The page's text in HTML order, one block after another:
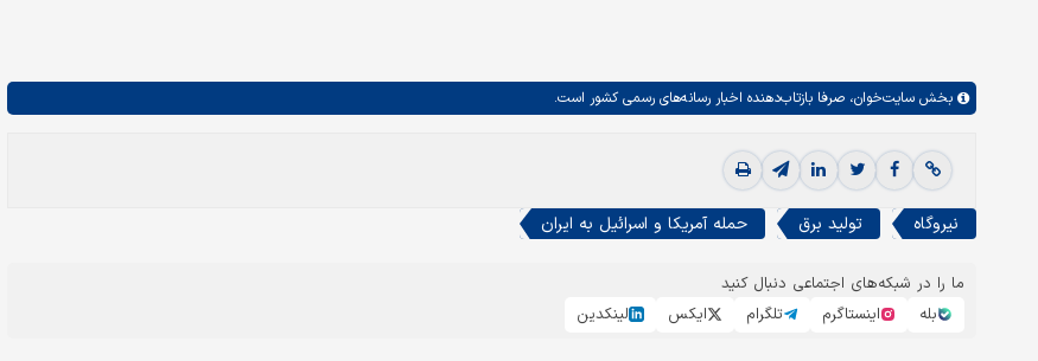
بخش سایت‌خوان، صرفا بازتاب‌دهنده اخبار رسانه‌های رسمی کشور است.
نیروگاه تولید برق حمله آمریکا و اسرائیل به ایران
ما را در شبکه‌های اجتماعی دنبال کنید
بله
اینستاگرم تلگرام ایکس لینکدین